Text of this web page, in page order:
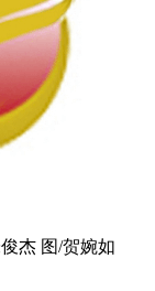
杰 图/贺婉如